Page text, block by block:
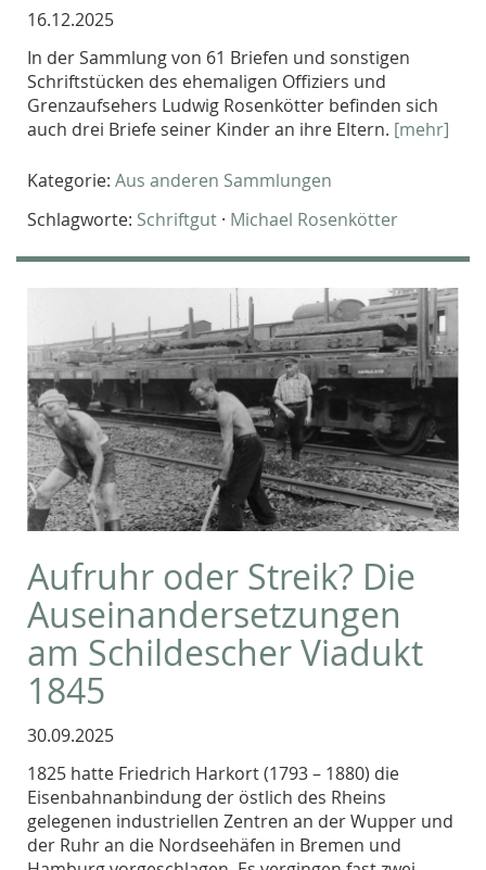
16.12.2025
In der Sammlung von 61 Briefen und sonstigen
Schriftstücken des ehemaligen Offiziers und
Grenzaufsehers Ludwig Rosenkötter befinden sich
auch drei Briefe seiner Kinder an ihre Eltern. [mehr]
Kategorie: Aus anderen Sammlungen
Schlagworte: Schriftgut · Michael Rosenkötter
Aufruhr oder Streik? Die
Auseinandersetzungen
am Schildescher Viadukt
1845
30.09.2025
1825 hatte Friedrich Harkort (1793 – 1880) die
Eisenbahnanbindung der östlich des Rheins
gelegenen industriellen Zentren an der Wupper und
der Ruhr an die Nordseehäfen in Bremen und